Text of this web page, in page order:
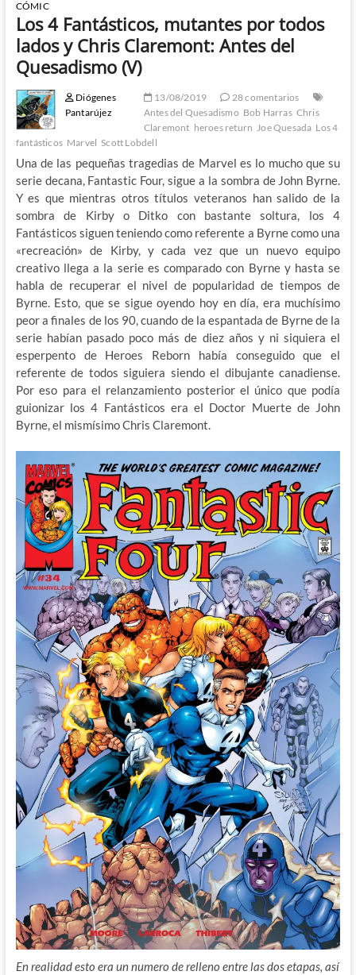
CÓMIC
Los 4 Fantásticos, mutantes por todos
lados y Chris Claremont: Antes del
Quesadismo (V)
Diógenes
Pantarújez
13/08/2019
28 comentarios
Antes del Quesadismo Bob Harras Chris
Claremont heroes return Joe Quesada Los 4
fantásticos Marvel Scott Lobdell
Una de las pequeñas tragedias de Marvel es lo mucho que su
serie decana, Fantastic Four, sigue a la sombra de John Byrne.
Y es que mientras otros títulos veteranos han salido de la
sombra de Kirby o Ditko con bastante soltura, los 4
Fantásticos siguen teniendo como referente a Byrne como una
«recreación» de Kirby, y cada vez que un nuevo equipo
creativo llega a la serie es comparado con Byrne y hasta se
habla de recuperar el nivel de popularidad de tiempos de
Byrne. Esto, que se sigue oyendo hoy en día, era muchísimo
peor a finales de los 90, cuando de la espantada de Byrne de la
serie habían pasado poco más de diez años y ni siquiera el
esperpento de Heroes Reborn había conseguido que el
referente de todos siguiera siendo el dibujante canadiense.
Por eso para el relanzamiento posterior el único que podía
guionizar los 4 Fantásticos era el Doctor Muerte de John
Byrne, el mismísimo Chris Claremont.
En realidad esto era un numero de relleno entre las dos etapas, así